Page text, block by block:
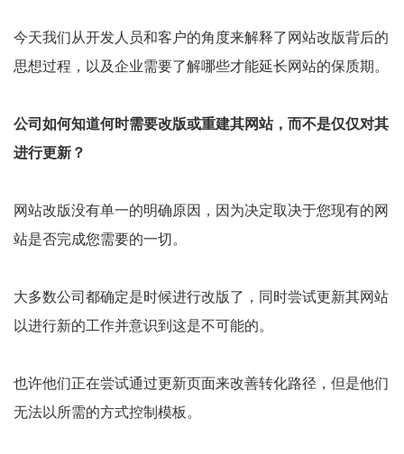
今天我们从开发人员和客户的角度来解释了网站改版背后的
思想过程，以及企业需要了解哪些才能延长网站的保质期。
公司如何知道何时需要改版或重建其网站，而不是仅仅对其
进行更新？
网站改版没有单一的明确原因，因为决定取决于您现有的网
站是否完成您需要的一切。
大多数公司都确定是时候进行改版了，同时尝试更新其网站
以进行新的工作并意识到这是不可能的。
也许他们正在尝试通过更新页面来改善转化路径，但是他们
无法以所需的方式控制模板。